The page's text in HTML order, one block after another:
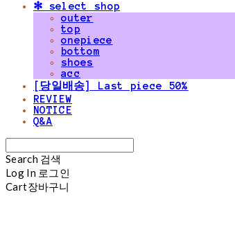
✻ select shop
outer
top
onepiece
bottom
shoes
acc
[당일배송] Last piece 50%
REVIEW
NOTICE
Q&A
Search 검색
Log In 로그인
Cart장바구니